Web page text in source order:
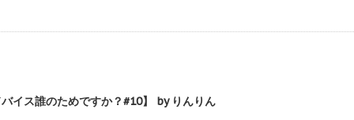
イス誰のためですか？#10】 by りんりん